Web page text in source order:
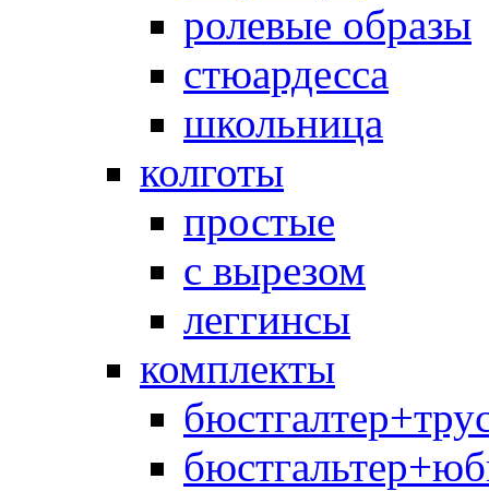
ролевые образы
стюардесса
школьница
колготы
простые
с вырезом
леггинсы
комплекты